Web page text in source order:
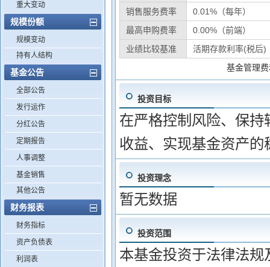
重大变动
规模份额
规模变动
持有人结构
基金公告
全部公告
发行运作
分红公告
定期报告
人事调整
基金销售
其他公告
财务报表
财务指标
资产负债表
利润表
销售服务费率
0.01%（每年）
最高申购费率
0.00%（前端）
业绩比较基准
活期存款利率(税后)
基金管理
投资目标
在严格控制风险、保
收益、实现基金资产的
投资理念
暂无数据
投资范围
本基金投资于法律法